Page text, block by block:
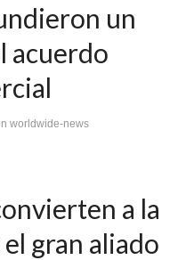
un
acuerdo
worldwide-news
a la
gran aliado